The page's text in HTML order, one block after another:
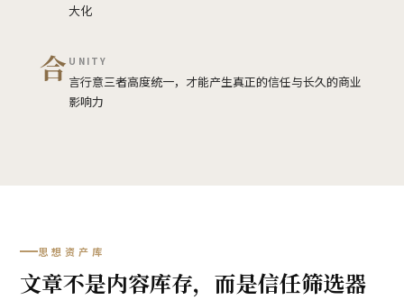
大化
合 UNITY
言行意三者高度统一，才能产生真正的信任与长久的商业
影响力
思想资产库
文章不是内容库存，而是信任筛选器